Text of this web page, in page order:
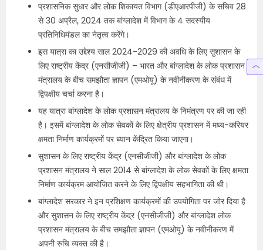
प्रशासनिक सुधार और लोक शिकायत विभाग (डीएआरपीजी) के सचिव 28
से 30 अप्रैल, 2024 तक बांग्लादेश में विभाग के 4 सदस्यीय
प्रतिनिधिमंडल का नेतृत्व करेंगे।
इस यात्रा का उद्देश्य साल 2024-2029 की अवधि के लिए सुशासन के
लिए राष्ट्रीय केंद्र (एनसीजीजी) – भारत और बांग्लादेश के लोक प्रशासन
मंत्रालय के बीच समझौता ज्ञापन (एमओयू) के नवीनीकरण के संबंध में
द्विपक्षीय चर्चा करना है।
यह यात्रा बांग्लादेश के लोक प्रशासन मंत्रालय के निमंत्रण पर की जा रही
है। इसमें बांग्लादेश के लोक सेवकों के लिए क्षेत्रीय प्रशासन में मध्य-करियर
क्षमता निर्माण कार्यक्रमों पर ध्यान केंद्रित किया जाएगा।
सुशासन के लिए राष्ट्रीय केंद्र (एनसीजीजी) और बांग्लादेश के लोक
प्रशासन मंत्रालय ने साल 2014 से बांग्लादेश के लोक सेवकों के लिए क्षमता
निर्माण कार्यक्रम आयोजित करने के लिए द्विपक्षीय सहभागिता की थी।
बांग्लादेश सरकार ने इन प्रशिक्षण कार्यक्रमों की उपयोगिता पर जोर दिया है
और सुशासन के लिए राष्ट्रीय केंद्र (एनसीजीजी) और बांग्लादेश लोक
प्रशासन मंत्रालय के बीच समझौता ज्ञापन (एमओयू) के नवीनीकरण में
अपनी रुचि व्यक्त की है।